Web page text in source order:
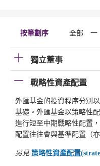
按筆劃序 全部 一
獨立董事
戰略性資產配置
外匯基金的投資程序分別
基礎。外匯基金以策略性
進行短至中期戰略性配置
配置往往會與基準配置（
另見 策略性資產配置